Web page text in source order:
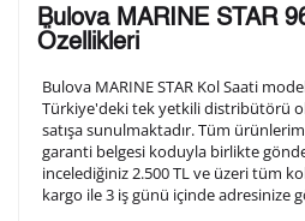
arka kapağına gravür tekniği
olduğunuz şekilde işlenecektir.
1. Satır
2. Satır
Bulova MARINE STAR
Özellikleri
Bulova MARINE STAR Kol Saati
Türkiye'deki tek yetkili distribütörü
satışa sunulmaktadır. Tüm
garanti belgesi koduyla birlikte
incelediğiniz 2.500 TL ve üzeri tüm
kargo ile 3 iş günü içinde adresinize